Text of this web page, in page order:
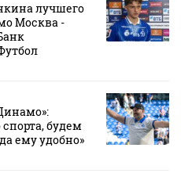
лучшего
Москва -
будем
ему удобно»